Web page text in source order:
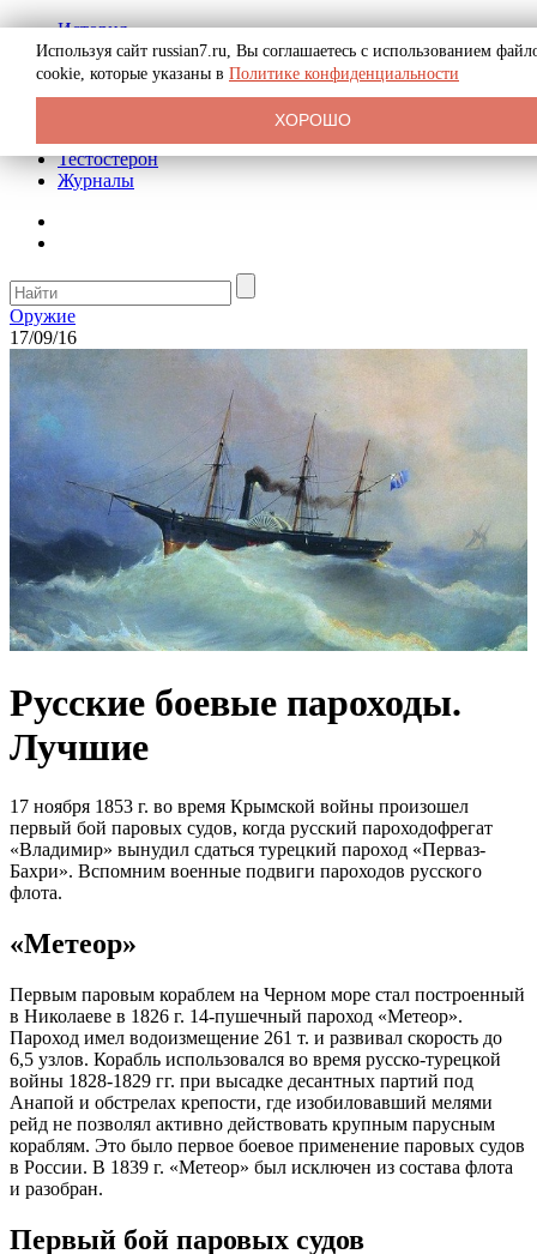
История
Биография
Криминал
Реклама на сайте
Тестостерон
Журналы
Оружие
17/09/16
Русские боевые пароходы.
Лучшие
17 ноября 1853 г. во время Крымской войны произошел
первый бой паровых судов, когда русский пароходофрегат
«Владимир» вынудил сдаться турецкий пароход «Перваз-
Бахри». Вспомним военные подвиги пароходов русского
флота.
«Метеор»
Первым паровым кораблем на Черном море стал построенный
в Николаеве в 1826 г. 14-пушечный пароход «Метеор».
Пароход имел водоизмещение 261 т. и развивал скорость до
6,5 узлов. Корабль использовался во время русско-турецкой
войны 1828-1829 гг. при высадке десантных партий под
Анапой и обстрелах крепости, где изобиловавший мелями
рейд не позволял активно действовать крупным парусным
кораблям. Это было первое боевое применение паровых судов
в России. В 1839 г. «Метеор» был исключен из состава флота
и разобран.
Первый бой паровых судов
Используя сайт russian7.ru, Вы соглашаетесь с использованием
cookie, которые указаны в Политике конфиденциальности
ХОРОШО